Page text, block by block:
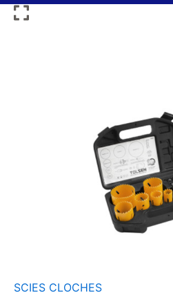
SCIES CLOCHES
JEU
DE